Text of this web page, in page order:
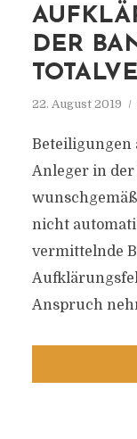
DER
22. August 2019
Beteiligungen
Anleger in
nicht
vermittelnde
Anspruch